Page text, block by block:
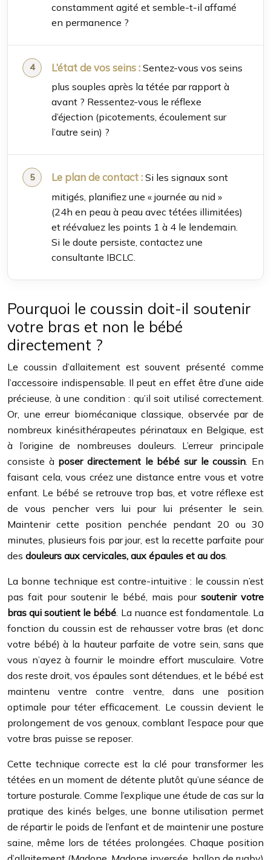
constamment agité et semble-t-il affamé
en permanence ?
L’état de vos seins : Sentez-vous vos seins
plus souples après la tétée par rapport à
avant ? Ressentez-vous le réflexe
d’éjection (picotements, écoulement sur
l’autre sein) ?
Le plan de contact : Si les signaux sont
mitigés, planifiez une « journée au nid »
(24h en peau à peau avec tétées illimitées)
et réévaluez les points 1 à 4 le lendemain.
Si le doute persiste, contactez une
consultante IBCLC.
Pourquoi le coussin doit-il soutenir
votre bras et non le bébé
directement ?
Le coussin d’allaitement est souvent présenté comme
l’accessoire indispensable. Il peut en effet être d’une aide
précieuse, à une condition : qu’il soit utilisé correctement.
Or, une erreur biomécanique classique, observée par de
nombreux kinésithérapeutes périnataux en Belgique, est
à l’origine de nombreuses douleurs. L’erreur principale
consiste à poser directement le bébé sur le coussin . En
faisant cela, vous créez une distance entre vous et votre
enfant. Le bébé se retrouve trop bas, et votre réflexe est
de vous pencher vers lui pour lui présenter le sein.
Maintenir cette position penchée pendant 20 ou 30
minutes, plusieurs fois par jour, est la recette parfaite pour
des douleurs aux cervicales, aux épaules et au dos
La bonne technique est contre-intuitive : le coussin n’est
pas fait pour soutenir le bébé, mais pour soutenir votre
bras qui soutient le bébé . La nuance est fondamentale. La
fonction du coussin est de rehausser votre bras (et donc
votre bébé) à la hauteur parfaite de votre sein, sans que
vous n’ayez à fournir le moindre effort musculaire. Votre
dos reste droit, vos épaules sont détendues, et le bébé est
maintenu ventre contre ventre, dans une position
optimale pour téter efficacement. Le coussin devient le
prolongement de vos genoux, comblant l’espace pour que
votre bras puisse se reposer.
Cette technique correcte est la clé pour transformer les
tétées en un moment de détente plutôt qu’une séance de
torture posturale. Comme l’explique une étude de cas sur la
pratique des kinés belges, une bonne utilisation permet
de répartir le poids de l’enfant et de maintenir une posture
saine, même lors de tétées prolongées. Chaque position